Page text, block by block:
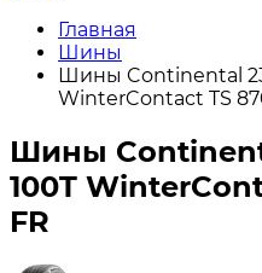
Главная
Шины
Шины Continental
WinterContact TS
Шины
100T
FR